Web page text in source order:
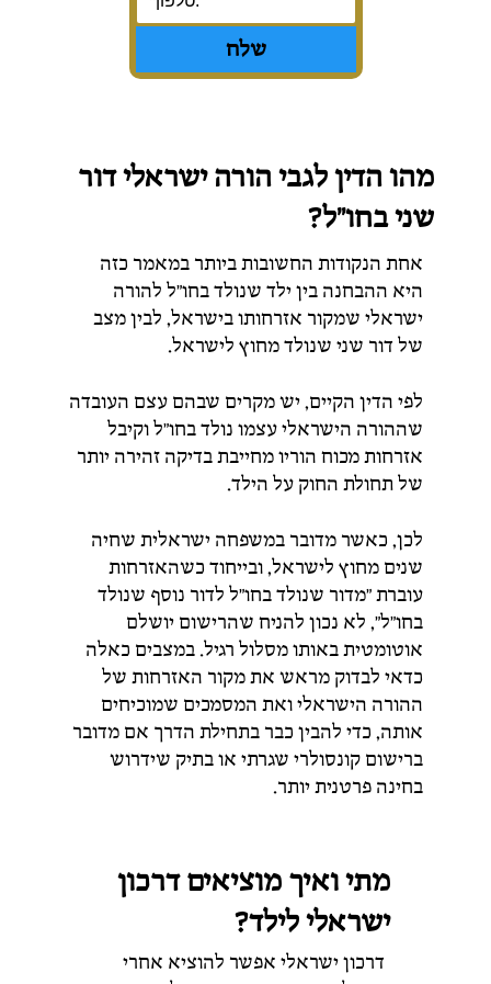
מהו הדין לגבי הורה ישראלי דור
שני בחו"ל?
אחת הנקודות החשובותביותרבמאמר כזה
היא ההבחנה ביןילד שנולדבחו"ל להורה
ישראלי שמקור אזרחותובישראל, לביןמצב
של דור שני שנולדמחוץ לישראל.
לפי הדין הקיים, ישמקרים שבהם עצם העובדה
שההורה הישראליעצמו נולדבחו"לוקיבל
אזרחותמכוח הוריומחייבתבדיקה זהירה יותר
שלתחולת החוקעל הילד.
לכן, כאשרמדוברבמשפחה ישראלית שחיה
שנים מחוץ לישראל,ובייחוד כשהאזרחות
עוברת "מדור שנולדבחו"ל לדור נוסף שנולד
בחו"ל", לא נכון להניח שהרישום יושלם
אוטומטיתבאותומסלול רגיל.במצבים כאלה
כדאי לבדוקמראש אתמקור האזרחות של
ההורה הישראליואת המסמכים שמוכיחים
אותה, כדי להבין כברבתחילת הדרך אם מדובר
ברישום קונסולרי שגרתי אובתיק שידרוש
בחינה פרטניתיותר.
מתיואיך מוציאיםדרכון
ישראלי לילד?
דרכוןישראלי אפשר להוציא אחרי